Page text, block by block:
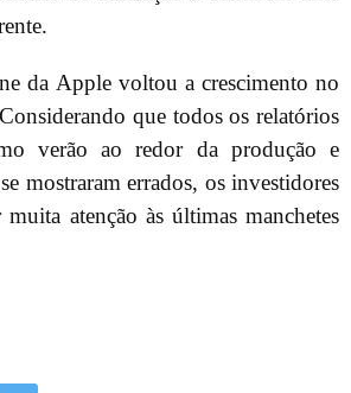
da Apple voltou a crescimento no
que todos os relatórios
verão ao redor da produção e
mostraram errados, os investidores
atenção às últimas manchetes